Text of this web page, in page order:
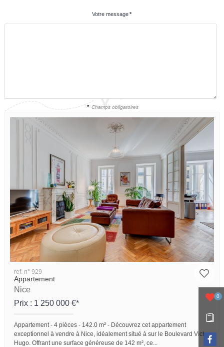
0
Votre message *
* Champs obligatoires
ref. n° 929
Appartement
Nice
Prix : 1 250 000 €*
Appartement -4 pièces - 142.0 m² - Découvrez cet appartement
exceptionnel à vendre à Nice, idéalement situé à sur le Boulevard Victor
Hugo. Offrant une surface généreuse de 142 m², ce...